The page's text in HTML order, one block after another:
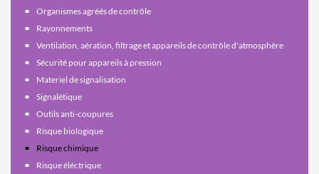
Organismes agréés de contrôle
Rayonnements
Ventilation, aération, filtrage et appareils de contrôle d'atmosphère
Sécurité pour appareils à pression
Materiel de signalisation
Signalétique
Outils anti-coupures
Risque biologique
Risque chimique
Risque éléctrique